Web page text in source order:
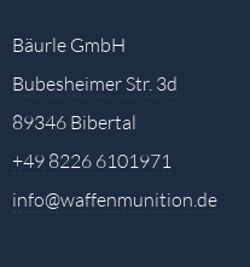
Bäurle GmbH
Bubesheimer Str. 3d
89346 Bibertal
+49 8226 6101971
info@waffenmunition.de